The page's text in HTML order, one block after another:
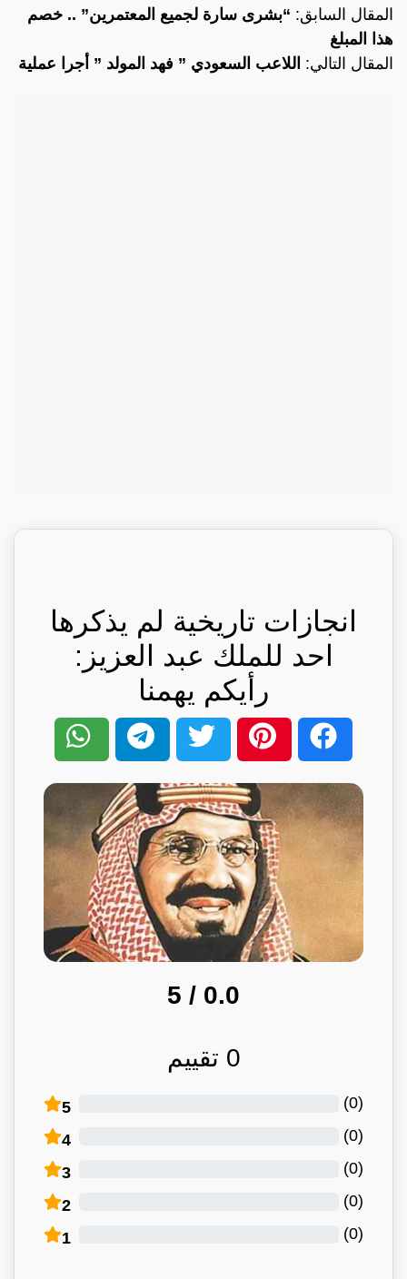
المقال السابق: “بشرى سارة لجميع المعتمرين” .. خصم
هذا المبلغ
المقال التالي: اللاعب السعودي ” فهد المولد ” أجرا عملية
انجازات تاريخية لم يذكرها
احد للملك عبد العزيز:
رأيكم يهمنا
0.0
/ 5
0 تقييم
5 (
0
)
4 (
0
)
3 (
0
)
2 (
0
)
1 (
0
)